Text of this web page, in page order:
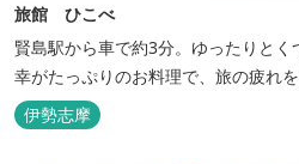
旅館 ひこべ
賢島駅から車で約3分。ゆったりと
幸がたっぷりのお料理で、旅の疲れを
伊勢志摩